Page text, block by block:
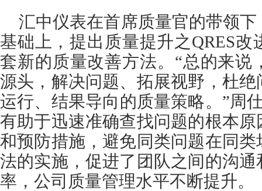
汇中仪表在首席质量官的带领
基础上，提出质量提升之QRES
套新的质量改善方法。“总的来说
源头，解决问题、拓展视野，杜
运行、结果导向的质量策略。”周
有助于迅速准确查找问题的根本
和预防措施，避免同类问题在同
法的实施，促进了团队之间的沟
率，公司质量管理水平不断提升。